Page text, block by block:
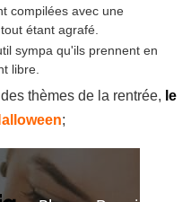
compilées avec une
étant agrafé.
sympa qu'ils prennent en
libre.
thèmes de la rentrée, le
;